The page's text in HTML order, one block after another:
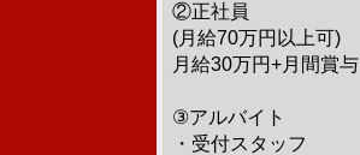
②正社員
(月給70万円以上可)
月給30万円+月間賞与
③アルバイト
・受付スタッフ